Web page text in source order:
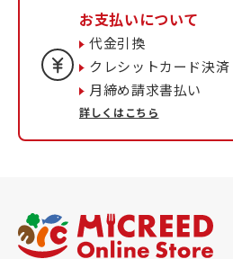
お支払いについて
代金引換
クレシットカード決済
月締め請求書払い
詳しくはこちら